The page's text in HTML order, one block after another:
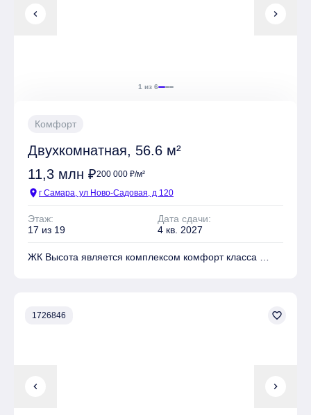
chevron_left chevron_right
1 из 6
Комфорт
Двухкомнатная, 56.6 м²
11,3 млн ₽200 000 ₽/м²
location_on г Самара, ул Ново-Садовая, д 120
Этаж:
17 из 19
Дата сдачи:
4 кв. 2027
ЖК Высота является комплексом комфорт класса
chevron_left chevron_right
1726846 favorite_border